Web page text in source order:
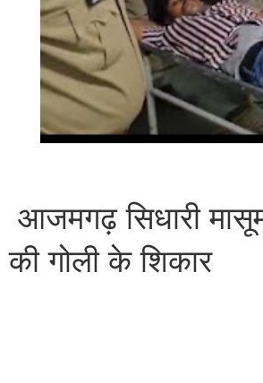
आजमगढ़ सिधारी
की गोली के शिकार